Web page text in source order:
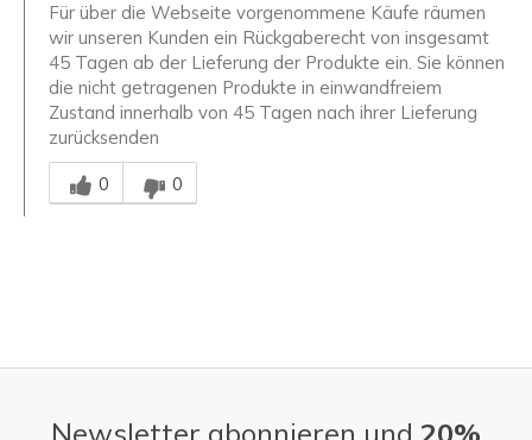
Für über die Webseite vorgenommene Käufe räumen
wir unseren Kunden ein Rückgaberecht von insgesamt
45 Tagen ab der Lieferung der Produkte ein. Sie können
die nicht getragenen Produkte in einwandfreiem
Zustand innerhalb von 45 Tagen nach ihrer Lieferung
zurücksenden
Mitarbeiter-Gutachter
0
0